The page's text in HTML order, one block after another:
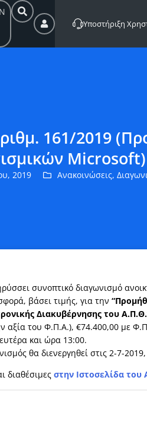
Υποστήριξη
161/2019
Microsoft)
2019 Ανακοινώσεις,
συνοπτικό διαγωνισμό
βάσει τιμής, για την
Διακυβέρνησης του
αξία του Φ.Π.Α.), €74.400,00 με
και ώρα 13:00.
θα διενεργηθεί στις 2-7-
διαθέσιμες στην Ιστοσελίδα του